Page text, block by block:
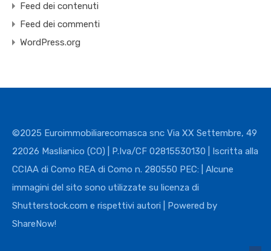
Feed dei contenuti
Feed dei commenti
WordPress.org
©2025 Euroimmobiliarecomasca snc Via XX Settembre, 49
22026 Maslianico (CO) | P.Iva/CF 02815530130 | Iscritta alla
CCIAA di Como REA di Como n. 280550 PEC: | Alcune
immagini del sito sono utilizzate su licenza di
Shutterstock.com e rispettivi autori | Powered by
ShareNow!